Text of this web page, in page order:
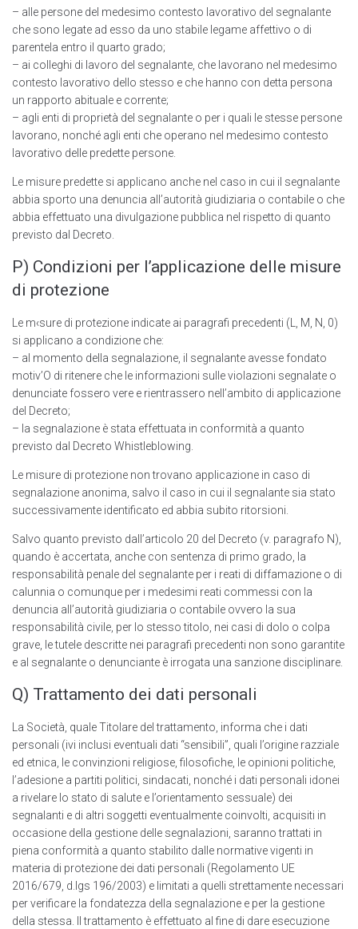
– alle persone del medesimo contesto lavorativo del segnalante
che sono legate ad esso da uno stabile legame affettivo o di
parentela entro il quarto grado;
– ai colleghi di Iavoro del segnalante, che lavorano nel medesimo
contesto lavorativo dello stesso e che hanno con detta persona
un rapporto abituale e corrente;
– agli enti di proprietà del segnalante o per i quali le stesse persone
lavorano, nonché agli enti che operano nel medesimo contesto
lavorativo delle predette persone.
Le misure predette si applicano anche nel caso in cui il segnalante
abbia sporto una denuncia all’autorità giudiziaria o contabile o che
abbia effettuato una divulgazione pubblica nel rispetto di quanto
previsto dal Decreto.
P) Condizioni per l’applicazione delle misure
di protezione
Le m‹sure di protezione indicate ai paragrafi precedenti (L, M, N, 0)
si applicano a condizione che:
– al momento della segnalazione, il segnalante avesse fondato
motiv’O di ritenere che le informazioni sulle violazioni segnalate o
denunciate fossero vere e rientrassero nell’ambito di applicazione
del Decreto;
– la segnalazione è stata effettuata in conformità a quanto
previsto dal Decreto Whistleblowing.
Le misure di protezione non trovano applicazione in caso di
segnalazione anonima, salvo il caso in cui il segnalante sia stato
successivamente identificato ed abbia subito ritorsioni.
Salvo quanto previsto dall’articolo 20 del Decreto (v. paragrafo N),
quando è accertata, anche con sentenza di primo grado, la
responsabilità penale del segnalante per i reati di diffamazione o di
calunnia o comunque per i medesimi reati commessi con la
denuncia all’autorità giudiziaria o contabile ovvero la sua
responsabilità civile, per lo stesso titolo, nei casi di dolo o colpa
grave, le tutele descritte nei paragrafi precedenti non sono garantite
e al segnalante o denunciante è irrogata una sanzione disciplinare.
Q) Trattamento dei dati personali
La Società, quale Titolare del trattamento, informa che i dati
personali (ivi inclusi eventuali dati “sensibili”, quali l’origine razziale
ed etnica, le convinzioni religiose, filosofiche, le opinioni politiche,
l’adesione a partiti politici, sindacati, nonché i dati personali idonei
a rivelare lo stato di salute e l’orientamento sessuale) dei
segnalanti e di altri soggetti eventualmente coinvolti, acquisiti in
occasione della gestione delle segnalazioni, saranno trattati in
piena conformità a quanto stabilito dalle normative vigenti in
materia di protezione dei dati personali (Regolamento UE
2016/679, d.lgs 196/2003) e limitati a quelli strettamente necessari
per verificare la fondatezza della segnalazione e per la gestione
della stessa. Il trattamento è effettuato al fine di dare esecuzione